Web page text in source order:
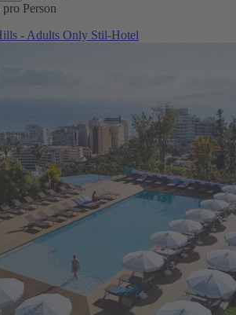
pro Person
- Adults Only Stil-Hotel